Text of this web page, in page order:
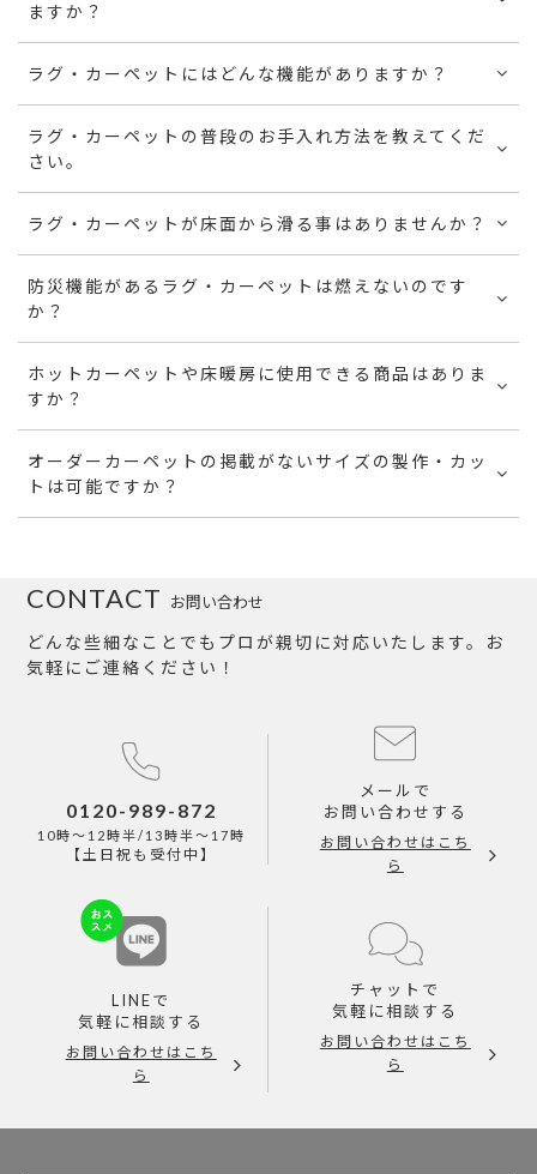
ますか？
ラグ・カーペットにはどんな機能がありますか？
ラグ・カーペットの普段のお手入れ方法を教えてくだ
さい。
ラグ・カーペットが床面から滑る事はありませんか？
防災機能があるラグ・カーペットは燃えないのです
か？
ホットカーペットや床暖房に使用できる商品はありま
すか？
オーダーカーペットの掲載がないサイズの製作・カッ
トは可能ですか？
お問い合わせ
CONTACT
どんな些細なことでもプロが親切に対応いたします。お
気軽にご連絡ください！
0120-989-872
10時～12時半/13時半～17時
【土日祝も受付中】
メールで
お問い合わせする
お問い合わせはこち
ら
LINEで
気軽に相談する
お問い合わせはこち
ら
チャットで
気軽に相談する
お問い合わせはこち
ら